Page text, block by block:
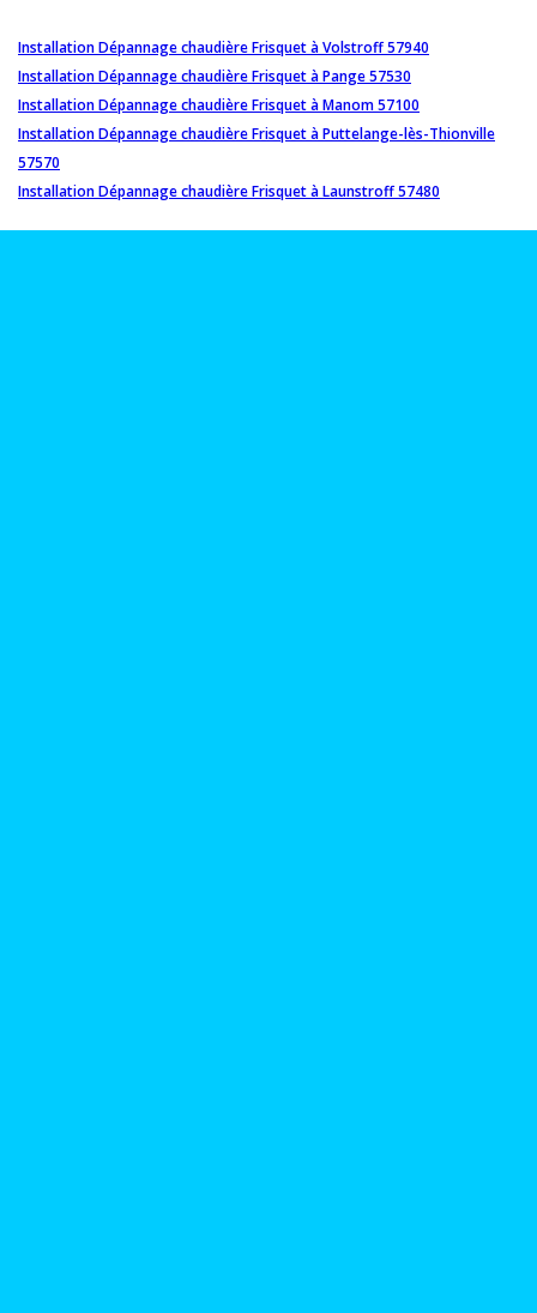
Installation Dépannage chaudière Frisquet à Volstroff 57940
Installation Dépannage chaudière Frisquet à Pange 57530
Installation Dépannage chaudière Frisquet à Manom 57100
Installation Dépannage chaudière Frisquet à Puttelange-lès-Thionville
57570
Installation Dépannage chaudière Frisquet à Launstroff 57480